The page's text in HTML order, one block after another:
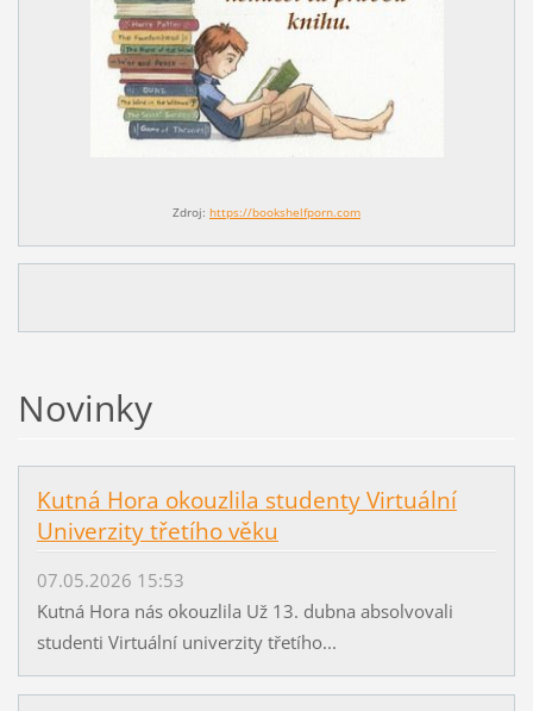
Zdroj: https://bookshelfporn.com
Novinky
Kutná Hora okouzlila studenty Virtuální
Univerzity třetího věku
07.05.2026 15:53
Kutná Hora nás okouzlila Už 13. dubna absolvovali
studenti Virtuální univerzity třetího...